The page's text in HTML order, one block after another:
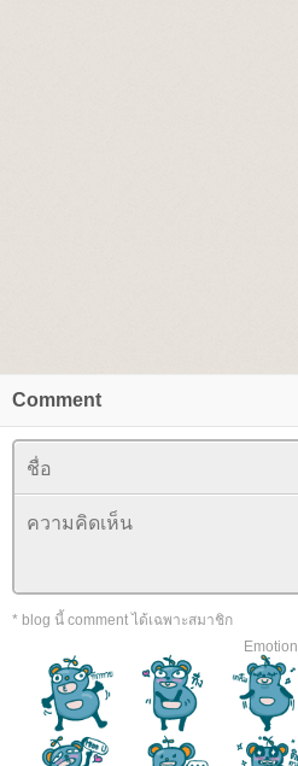
Comment
* blog นี้ comment ได้เฉพาะสมาชิก
Emotion